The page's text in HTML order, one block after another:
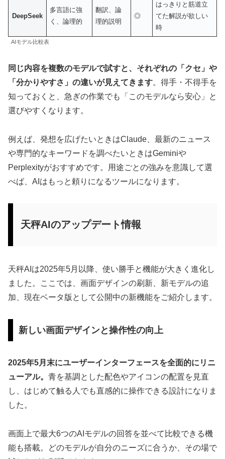
DeepSeek
多言語に強
く、論理的
翻訳、論
理的説明
◎
はっきりと筋道立
てた解説が欲しい
時
AIモデル比較表
同じ内容を複数のモデルで試すと、それぞれの「クセ」や
「分かりやすさ」の違いが見えてきます。得手・不得手を
知っておくと、急ぎの作業でも「このモデルなら安心」と
選びやすくなります。
例えば、発想を広げたいときはClaude、最新のニュース
や専門的なキーワードを調べたいときはGeminiや
Perplexityがおすすめです。用途ごとの強みを意識して選
べば、AIはもっと頼りになるツールになります。
天秤AIのアップデート情報
天秤AIは2025年5月以降、使い勝手と機能が大きく進化し
ました。ここでは、画面デザインの刷新、新モデルの追
加、現在ベータ版として公開中の新機能をご紹介します。
新しい画面デザインと操作性の向上
2025年5月末にユーザーインターフェースを全面的にリニ
ューアル。 青を基調とした配色やアイコンの配置を見直
し、はじめて触る人でも直感的に操作できる設計になりま
した。
画面上で最大6つのAIモデルの回答を並べて比較できる機
能も搭載。どのモデルが自分のニーズに合うか、その場で